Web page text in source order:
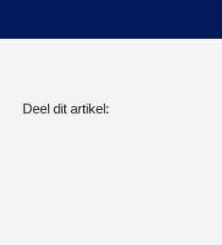
Deel dit artikel: